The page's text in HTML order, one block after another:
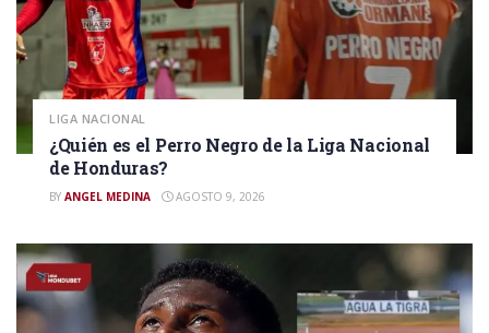
LIGA NACIONAL
¿Quién es el Perro Negro de la Liga Nacional
de Honduras?
BY ANGEL MEDINA AGOSTO 9, 2026